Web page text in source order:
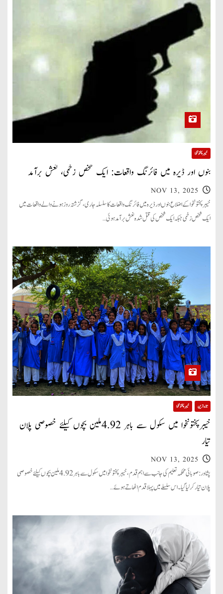
خیبر پختونخوا
بنوں اور ڈیرہ میں فائرنگ واقعات: ایک شخص زخمی، نعش برآمد
NOV 13, 2025
خیبرپختونخوا کے اضلاع بنوں اور ڈیرہ میں فائرنگ واقعات کا سلسلہ جاری، گزشتہ روز ہونے والے واقعات میں
ایک شخص زخمی جبکہ ایک شخص کی قتل شدہ نعش برآمد ہوئی…
تازہ ترین خیبر پختونخوا
خیبرپختونخوا میں سکول سے باہر 4.92ملین بچوں کیلئے خصوصی پلان
تیار
NOV 13, 2025
پشاور: صوبائی محکمہ تعلیم کی جانب سے اہم قدم، خیبرپختونخوا میں سکول سے باہر 4.92ملین بچوں کیلئے خصوصی
پلان تیار کر لیا گیا۔ اس سلسلے میں پہلا قدم اٹھاتے ہوئے…